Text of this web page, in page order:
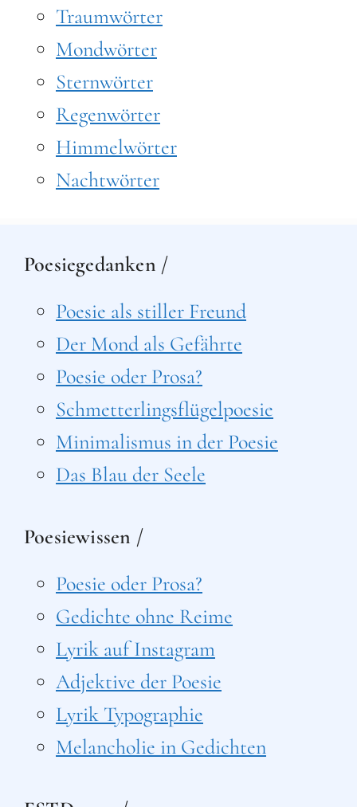
Traumwörter
Mondwörter
Sternwörter
Regenwörter
Himmelwörter
Nachtwörter
Poesiegedanken /
Poesie als stiller Freund
Der Mond als Gefährte
Poesie oder Prosa?
Schmetterlingsflügelpoesie
Minimalismus in der Poesie
Das Blau der Seele
Poesiewissen /
Poesie oder Prosa?
Gedichte ohne Reime
Lyrik auf Instagram
Adjektive der Poesie
Lyrik Typographie
Melancholie in Gedichten